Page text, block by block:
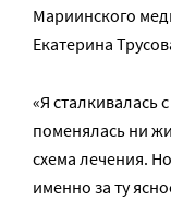
Мариинского
Екатерина
«Я сталкивалась
поменялась ни
схема лечения.
именно за ту